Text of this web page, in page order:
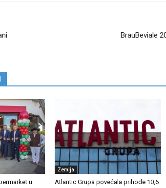
BrauBeviale
u
Zemlja
Atlantic Grupa povećala prihode 10,6